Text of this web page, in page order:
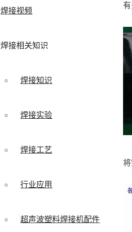
焊接视频
焊接相关知识
焊接知识
焊接实验
焊接工艺
行业应用
超声波塑料焊接机配件